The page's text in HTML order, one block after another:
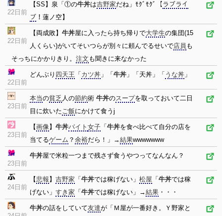
22日前
【SS】泉「①の牛丼は吉野家だね」ﾓｸﾞﾓｸﾞ【 ラブライ
ブ ！蓮ノ空】
22日前
【両成敗】 牛丼屋に入ったら持ち帰りで大学生の集団(15
人くらい)がいてそいつらが別々に頼んでるせいで店員 も
そっちにかかりきり。 注文 も聞きに来なかった
22日前
どんぶり 四天王 「 カツ丼 」「 牛丼 」「天丼」「 うな丼 」
23日前
本当の貧乏 人の節約術 牛丼のスープを取っておいて二日
目に炊いたご飯にかけて食うj
23日前
【画像】 牛丼バイト 女子 「 牛丼を食べ比べて自分の店を
当てるゲーム ？ 余裕だら！」→結果wwwwwww
23日前
牛丼屋で米粒一つまで残さず食うやつってなんなん？
24日前
【悲報 】 吉野家 「 牛丼では稼げない」 松屋 「 牛丼では稼
げない」 すき家 「 牛丼では稼げない」→結果 ・・・
牛丼の話をしていて友達が「Ｍ屋が一番好き。Ｙ野家と